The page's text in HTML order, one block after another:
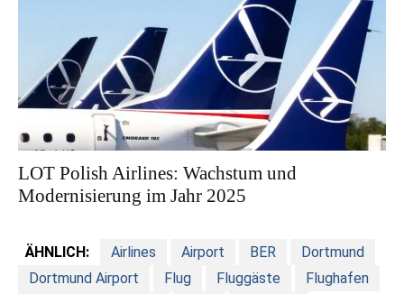
LOT Polish Airlines: Wachstum und
Modernisierung im Jahr 2025
ÄHNLICH: Airlines Airport BER
Dortmund
Dortmund Airport
Flug Fluggäste
Flughafen